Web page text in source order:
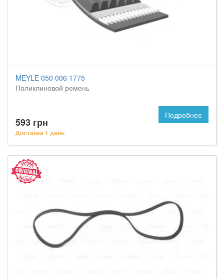
MEYLE 050 006 1775
Поликлиновой ремень
593 грн
Доставка 1 день
Подробнее